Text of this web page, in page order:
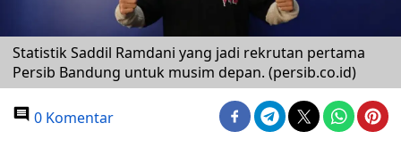
Statistik Saddil Ramdani yang jadi rekrutan pertama
Persib Bandung untuk musim depan. (persib.co.id)
0 Komentar